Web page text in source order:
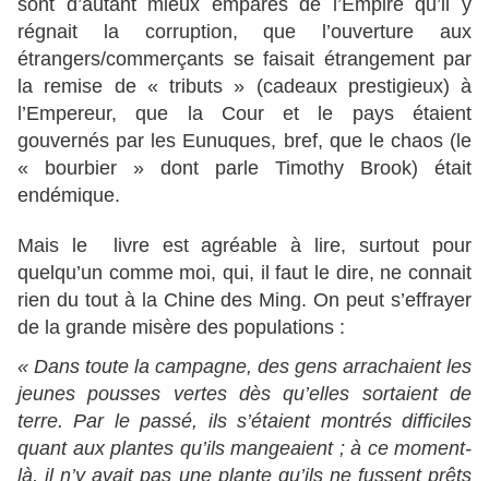
sont d’autant mieux emparés de l’Empire qu’il y
régnait la corruption, que l’ouverture aux
étrangers/commerçants se faisait étrangement par
la remise de « tributs » (cadeaux prestigieux) à
l’Empereur, que la Cour et le pays étaient
gouvernés par les Eunuques, bref, que le chaos (le
« bourbier » dont parle Timothy Brook) était
endémique.
Mais le livre est agréable à lire, surtout pour
quelqu’un comme moi, qui, il faut le dire, ne connait
rien du tout à la Chine des Ming. On peut s’effrayer
de la grande misère des populations :
« Dans toute la campagne, des gens arrachaient les
jeunes pousses vertes dès qu’elles sortaient de
terre. Par le passé, ils s’étaient montrés difficiles
quant aux plantes qu’ils mangeaient ; à ce moment-
là, il n’y avait pas une plante qu’ils ne fussent prêts